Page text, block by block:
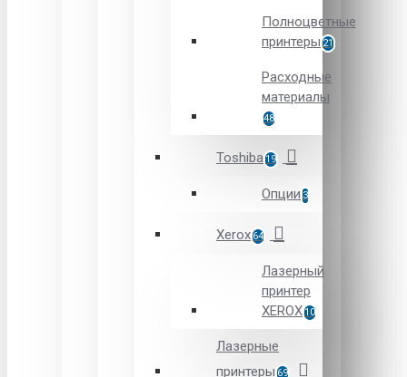
Полноцветные
принтеры 21
Расходные
материалы
48
Toshiba19
Опции 3
Xerox64
Лазерный
принтер
XEROX10
Лазерные
принтеры 69